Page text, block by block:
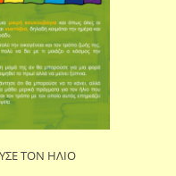
ΤΟΝ ΗΛΙΟ